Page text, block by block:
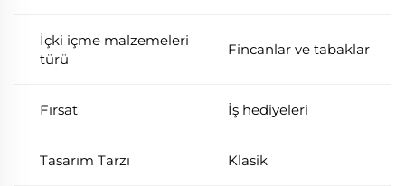
İçki içme malzemeleri
türü
Fincanlar ve tabaklar
Fırsat İş hediyeleri
Tasarım Tarzı Klasik